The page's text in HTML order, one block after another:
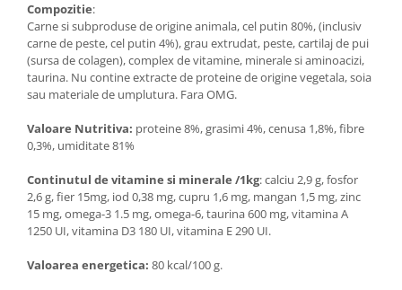
Compozitie:
Carne si subproduse de origine animala, cel putin 80%, (inclusiv
carne de peste, cel putin 4%), grau extrudat, peste, cartilaj de pui
(sursa de colagen), complex de vitamine, minerale si aminoacizi,
taurina. Nu contine extracte de proteine de origine vegetala, soia
sau materiale de umplutura. Fara OMG.
Valoare Nutritiva: proteine 8%, grasimi 4%, cenusa 1,8%, fibre
0,3%, umiditate 81%
Continutul de vitamine si minerale /1kg: calciu 2,9 g, fosfor
2,6 g, fier 15mg, iod 0,38 mg, cupru 1,6 mg, mangan 1,5 mg, zinc
15 mg, omega-3 1.5 mg, omega-6, taurina 600 mg, vitamina A
1250 UI, vitamina D3 180 UI, vitamina E 290 UI.
Valoarea energetica: 80 kcal/100 g.